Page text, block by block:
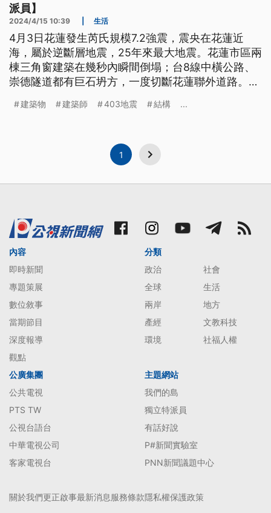
派員】
2024/4/15 10:39 生活
4月3日花蓮發生芮氏規模7.2強震，震央在花蓮近
海，屬於逆斷層地震，25年來最大地震。花蓮市區兩
棟三角窗建築在幾秒內瞬間倒塌；台8線中橫公路、
崇德隧道都有巨石坍方，一度切斷花蓮聯外道路。這
過去台灣地震研究中，還沒開拓的領域？
建築物 建築師 403地震 結構 ...
1
內容
即時新聞
專題策展
數位敘事
當期節目
深度報導
觀點
分類
政治
社會
全球
生活
兩岸
地方
產經
文教科技
環境
社福人權
公廣集團
公共電視
PTS TW
公視台語台
中華電視公司
客家電視台
主題網站
我們的島
獨立特派員
有話好說
P#新聞實驗室
PNN新聞議題中心
關於我們更正啟事最新消息服務條款隱私權保護政策